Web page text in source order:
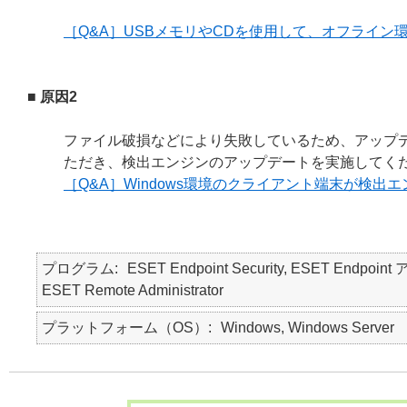
［Q&A］USBメモリやCDを使用して、オフライン
■ 原因2
ファイル破損などにより失敗しているため、アッ
ただき、検出エンジンのアップデートを実施してく
［Q&A］Windows環境のクライアント端末が検出
プログラム
ESET Endpoint Security, ESET Endpoint
ESET Remote Administrator
プラットフォーム（OS） Windows, Windows Server